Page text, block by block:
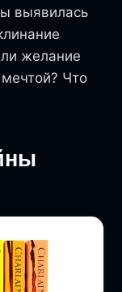
выявилась
желание
Что